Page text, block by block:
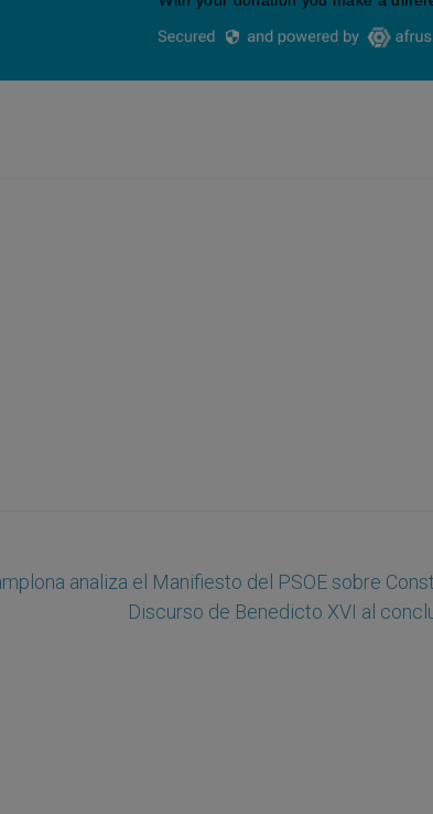
analiza el Manifiesto del PSOE sobre
Discurso de Benedicto XVI al